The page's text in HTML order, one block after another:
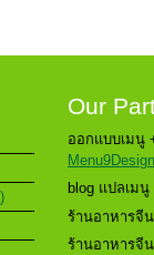
Our
ออกแบบเมนู
blog แปลเม
ร้านอาหารจี
ร้านอาหารจี